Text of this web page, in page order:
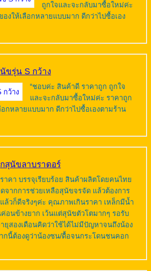
ถูกใจและจะกลับมาซื้อใหม่ค่ะ
งให้เลือกหลายแบบมาก ดีกว่าไปซื้อเอง
ขรุ่น S กว้าง
“ชอบค่ะ สินค้าดี ราคาถูก ถูกใจ
และจะกลับมาซื้อใหม่ค่ะ ราคาถูก
อกหลายแบบมาก ดีกว่าไปซื้อเองตามร้าน
สุนัขลาบราดอร์
าคา บรรจุเรียบร้อย สินค้าผลิตโดยคนไทย
จากการช่วยเหลือสุนัขจรจัด แล้วต้องการ
วก็ดีจริงๆค่ะ คุณภาพเกินราคา เหล็กมีน้ำ
อนข้างยาก เว้นแต่สุนัขตัวโตมากๆ รอรับ
ยุสองเดือนคิดว่าใช้ได้ไม่มีปัญหาจนถึงน้อง
กนี้ต้องดูว่าน้องซน/ดื้อจนกระโดนชนคอก